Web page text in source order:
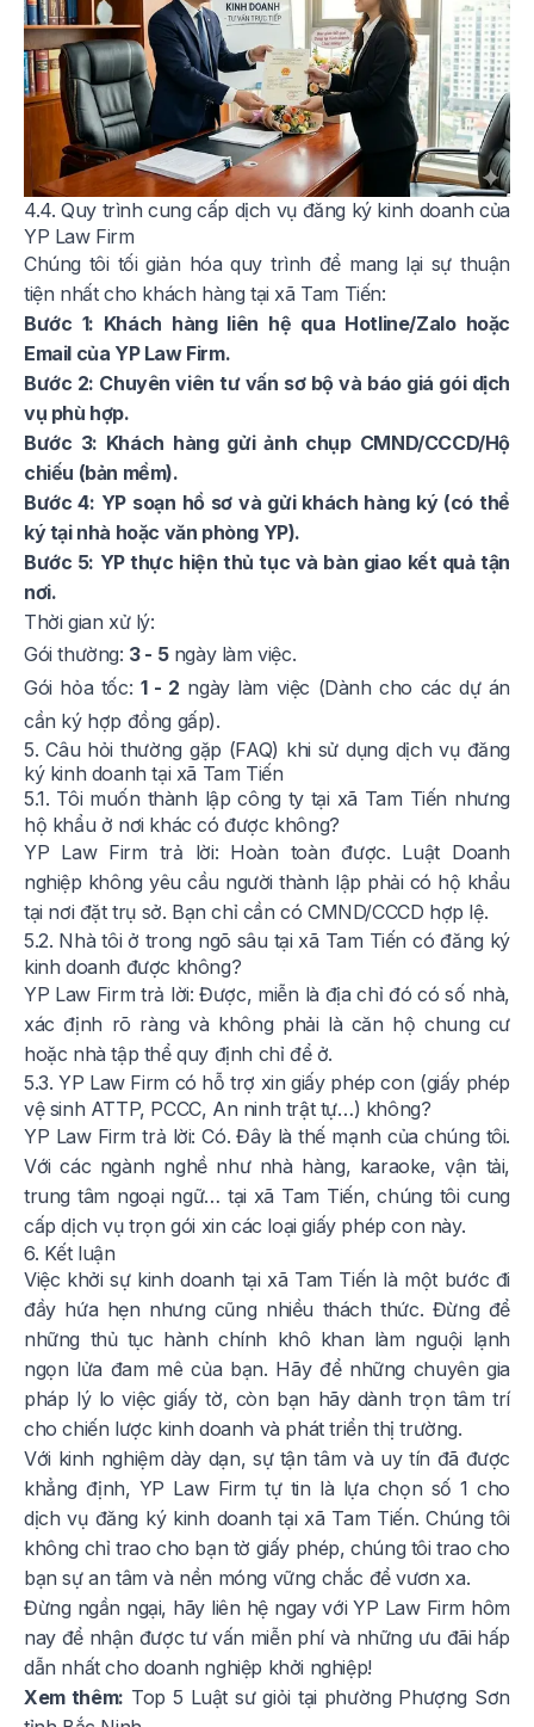
4.4. Quy trình cung cấp dịch vụ đăng ký kinh doanh của
YP Law Firm
Chúng tôi tối giản hóa quy trình để mang lại sự thuận
tiện nhất cho khách hàng tại xã Tam Tiến:
Bước 1: Khách hàng liên hệ qua Hotline/Zalo hoặc
Email của YP Law Firm.
Bước 2: Chuyên viên tư vấn sơ bộ và báo giá gói dịch
vụ phù hợp.
Bước 3: Khách hàng gửi ảnh chụp CMND/CCCD/Hộ
chiếu (bản mềm).
Bước 4: YP soạn hồ sơ và gửi khách hàng ký (có thể
ký tại nhà hoặc văn phòng YP).
Bước 5: YP thực hiện thủ tục và bàn giao kết quả tận
nơi.
Thời gian xử lý:
Gói thường: 3 - 5ngày làm việc.
Gói hỏa tốc: 1 - 2 ngày làm việc (Dành cho các dự án
cần ký hợp đồng gấp).
5. Câu hỏi thường gặp (FAQ) khi sử dụng dịch vụ đăng
ký kinh doanh tại xã Tam Tiến
5.1. Tôi muốn thành lập công ty tại xã Tam Tiến nhưng
hộ khẩu ở nơi khác có được không?
YP Law Firm trả lời: Hoàn toàn được. Luật Doanh
nghiệp không yêu cầu người thành lập phải có hộ khẩu
tại nơi đặt trụ sở. Bạn chỉ cần có CMND/CCCD hợp lệ.
5.2. Nhà tôi ở trong ngõ sâu tại xã Tam Tiến có đăng ký
kinh doanh được không?
YP Law Firm trả lời: Được, miễn là địa chỉ đó có số nhà,
xác định rõ ràng và không phải là căn hộ chung cư
hoặc nhà tập thể quy định chỉ để ở.
5.3. YP Law Firm có hỗ trợ xin giấy phép con (giấy phép
vệ sinh ATTP, PCCC, An ninh trật tự…) không?
YP Law Firm trả lời: Có. Đây là thế mạnh của chúng tôi.
Với các ngành nghề như nhà hàng, karaoke, vận tải,
trung tâm ngoại ngữ… tại xã Tam Tiến, chúng tôi cung
cấp dịch vụ trọn gói xin các loại giấy phép con này.
6. Kết luận
Việc khởi sự kinh doanh tại xã Tam Tiến là một bước đi
đầy hứa hẹn nhưng cũng nhiều thách thức. Đừng để
những thủ tục hành chính khô khan làm nguội lạnh
ngọn lửa đam mê của bạn. Hãy để những chuyên gia
pháp lý lo việc giấy tờ, còn bạn hãy dành trọn tâm trí
cho chiến lược kinh doanh và phát triển thị trường.
Với kinh nghiệm dày dạn, sự tận tâm và uy tín đã được
khẳng định, YP Law Firm tự tin là lựa chọn số 1 cho
dịch vụ đăng ký kinh doanh tại xã Tam Tiến. Chúng tôi
không chỉ trao cho bạn tờ giấy phép, chúng tôi trao cho
bạn sự an tâm và nền móng vững chắc để vươn xa.
Đừng ngần ngại, hãy liên hệ ngay với YP Law Firm hôm
nay để nhận được tư vấn miễn phí và những ưu đãi hấp
dẫn nhất cho doanh nghiệp khởi nghiệp!
Xem thêm: Top 5 Luật sư giỏi tại phường Phượng Sơn